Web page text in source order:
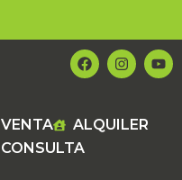
F
a
c
o
k
I
n
s
g
Y
o
u
VENTA
ALQUILER
CONSULTA